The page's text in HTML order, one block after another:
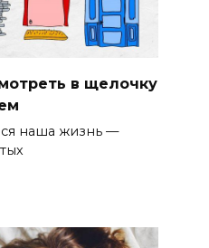
в щелочку
наша жизнь —